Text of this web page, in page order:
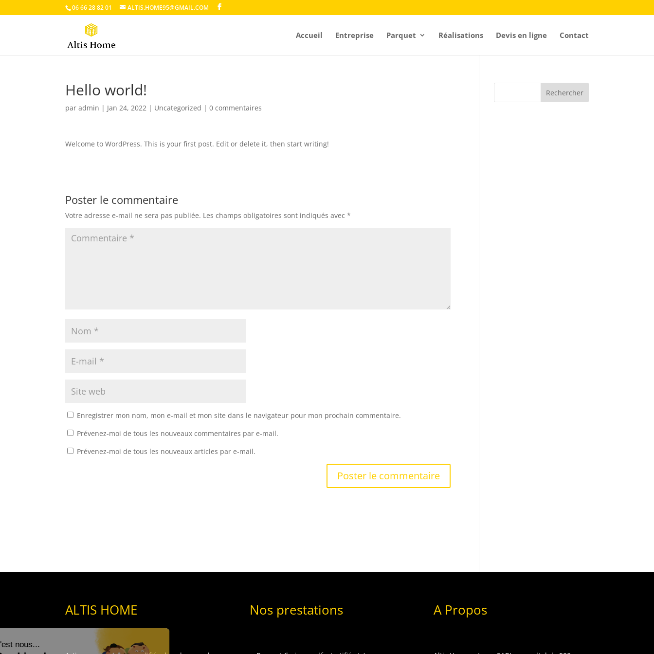
06 66 28 82 01 ALTIS.HOME95@GMAIL.COM
Accueil Entreprise Parquet Réalisations Devis en ligne Contact
Hello world!
paradmin | Jan 24, 2022 | Uncategorized |0 commentaires
Welcome to WordPress. This is your first post. Edit or delete it, then start writing!
Poster le commentaire
Votre adresse e-mail ne sera pas publiée. Les champs obligatoires sont indiqués avec*
Enregistrer mon nom, mon e-mail et mon site dans le navigateur pour mon prochain commentaire.
Prévenez-moi de tous les nouveaux commentaires par e-mail.
Prévenez-moi de tous les nouveaux articles par e-mail.
Rechercher
ALTIS HOME Nos prestations A Propos
Salut c'est nous...